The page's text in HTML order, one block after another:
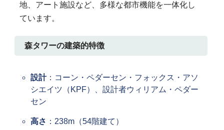
地、アート施設など、多様な都市機能を一体化し
ています。
森タワーの建築的特徴
設計：コーン・ペダーセン・フォックス・アソ
シエイツ（KPF）、設計者ウィリアム・ペダー
セン
高さ ：238m（54階建て）